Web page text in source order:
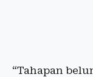
“Tahapan